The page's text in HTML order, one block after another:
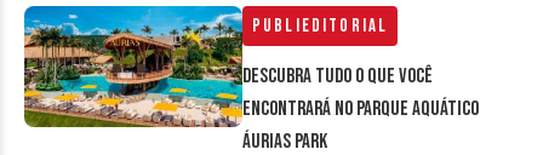
Publieditorial
Descubra tudo o que você
encontrará no parque aquático
Áurias Park